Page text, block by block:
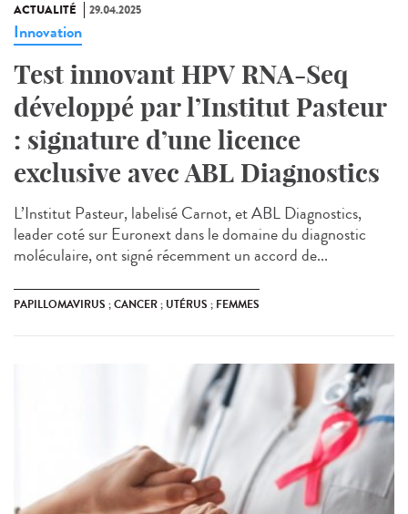
ACTUALITÉ 29.04.2025
Innovation
Test innovant HPV RNA-Seq
développé par l’Institut Pasteur
: signature d’une licence
exclusive avec ABL Diagnostics
L’Institut Pasteur, labelisé Carnot, et ABL Diagnostics,
leader coté sur Euronext dans le domaine du diagnostic
moléculaire, ont signé récemment un accord de...
PAPILLOMAVIRUS ; CANCER ; UTÉRUS ; FEMMES